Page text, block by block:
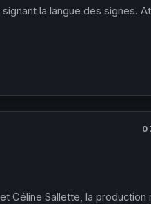
la langue des signes.
Céline Sallette, la production